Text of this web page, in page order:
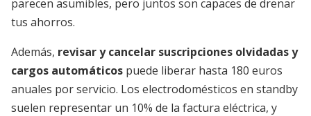
parecen asumibles, pero juntos son capaces de drenar
tus ahorros.
Además, revisar y cancelar suscripciones olvidadas y
cargos automáticos puede liberar hasta 180 euros
anuales por servicio. Los electrodomésticos en standby
suelen representar un 10% de la factura eléctrica, y